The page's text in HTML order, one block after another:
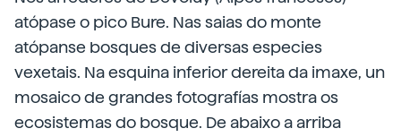
atópase o pico Bure. Nas saias do monte
atópanse bosques de diversas especies
vexetais. Na esquina inferior dereita da imaxe, un
mosaico de grandes fotografías mostra os
ecosistemas do bosque. De abaixo a arriba